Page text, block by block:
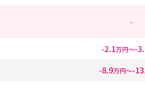
-
-2.1万円〜-
-8.9万円〜-